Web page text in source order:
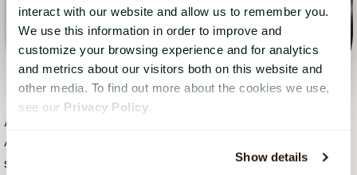
interact with our website and allow us to remember you.
We use this information in order to improve and
customize your browsing experience and for analytics
and metrics about our visitors both on this website and
other media. To find out more about the cookies we use,
see our Privacy Policy.
Show details
Anni Parent
Anni Parent arbejder som Account Based Marketing
specialist hos CatalystOne. Annis har arbejdet med